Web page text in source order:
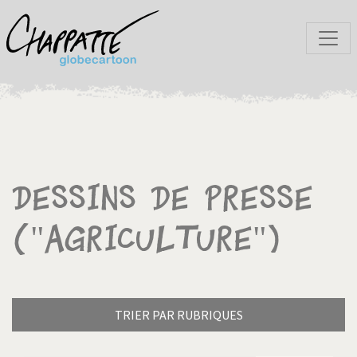
Dessins de presse
("Agriculture")
TRIER PAR RUBRIQUES